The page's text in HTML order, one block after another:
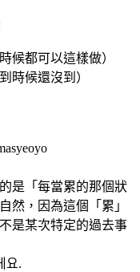
候都可以這樣做）
到時候還沒到）
是「每當累的那個狀
然，因為這個「累」
是某次特定的過去事
요.